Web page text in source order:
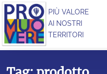
PIÙ VALORE
AI NOSTRI
TERRITORI